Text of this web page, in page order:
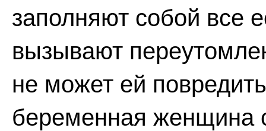
заполняют собой все
вызывают
не может ей
беременная женщина